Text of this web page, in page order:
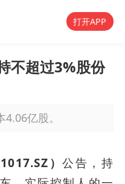
打开APP
不超过3%股份
亿股。
）公告，持